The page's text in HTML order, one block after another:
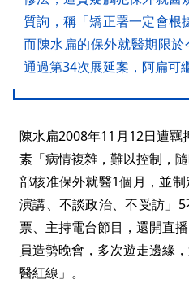
質詢，稱「矯正署一定會根
而陳水扁的保外就醫期限
通過第34次展延案，阿扁可
陳水扁2008年11月12日遭羈
素「病情複雜，難以控制，
部核准保外就醫1個月，並
演講、不談政治、不受訪」
票、主持電台節目，還開直
員造勢晚會，多次遊走邊緣
醫紅線」。